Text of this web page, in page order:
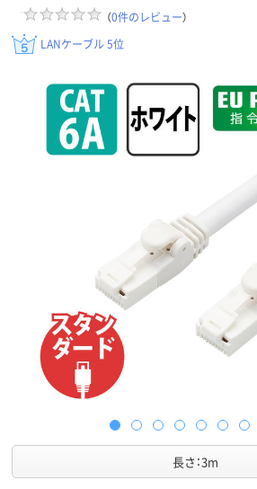
（0件のレビュー）
LANケーブル 5位
長さ：3m